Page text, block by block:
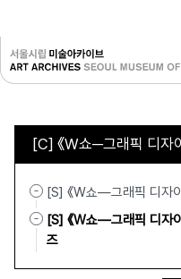
[C] 《W쇼─그래픽 디자
[S] 《W쇼—그래픽 디자
[S] 《W쇼—그래픽 디자
즈